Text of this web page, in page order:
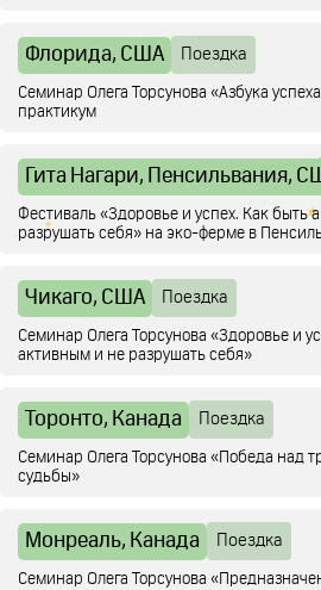
Флорида, США Поездка
Семинар Олега Торсунова «Азбука
практикум
Гита Нагари, Пенсильвания,
Фестиваль «Здоровье и успех. Как быть
разрушать себя» на эко-ферме в
Чикаго, США Поездка
Семинар Олега Торсунова «Здоровье и
активным и не разрушать себя»
Торонто, Канада Поездка
Семинар Олега Торсунова «Победа над
судьбы»
Монреаль, Канада Поездка
Семинар Олега Торсунова